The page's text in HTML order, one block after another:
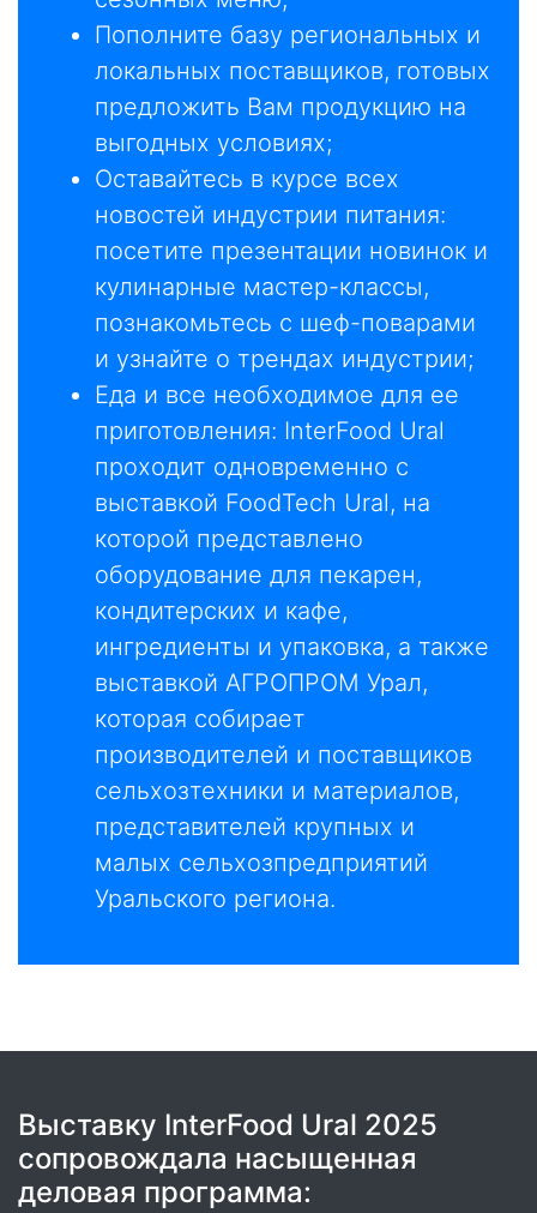
Пополните базу региональных и
локальных поставщиков, готовых
предложить Вам продукцию на
выгодных условиях;
Оставайтесь в курсе всех
новостей индустрии питания:
посетите презентации новинок и
кулинарные мастер-классы,
познакомьтесь с шеф-поварами
и узнайте о трендах индустрии;
Еда и все необходимое для ее
приготовления: InterFood Ural
проходит одновременно с
выставкой FoodTech Ural, на
которой представлено
оборудование для пекарен,
кондитерских и кафе,
ингредиенты и упаковка, а также
выставкой АГРОПРОМ Урал,
которая собирает
производителей и поставщиков
сельхозтехники и материалов,
представителей крупных и
малых сельхозпредприятий
Уральского региона.
Выставку InterFood Ural 2025
сопровождала насыщенная
деловая программа: